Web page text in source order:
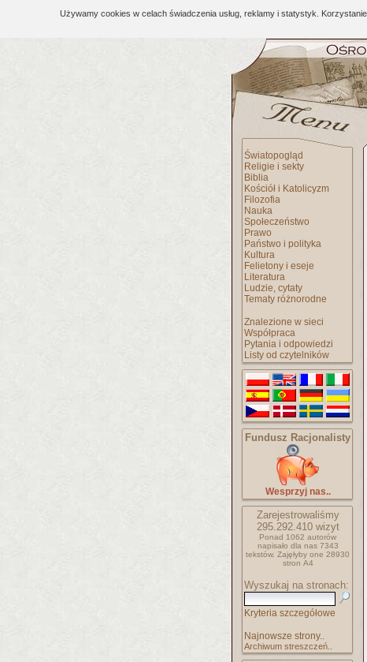
Używamy cookies w celach świadczenia usług, reklamy i statystyk.
Światopogląd
Religie i sekty
Biblia
Kościół i Katolicyzm
Filozofia
Nauka
Społeczeństwo
Prawo
Państwo i polityka
Kultura
Felietony i eseje
Literatura
Ludzie, cytaty
Tematy różnorodne
Znalezione w sieci
Współpraca
Pytania i odpowiedzi
Listy od czytelników
Fundusz Racjonalisty
Wesprzyj nas..
Zarejestrowaliśmy
295.292.410wizyt
Ponad 1062 autorów
napisało dla nas 7343
tekstów. Zajęłyby one 28930
stron A4
Wyszukaj na stronach:
Kryteria szczegółowe
Najnowsze strony..
Archiwum streszczeń..